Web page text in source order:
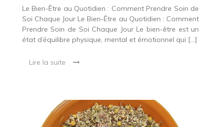
Le Bien-Être au Quotidien : Comment Prendre Soin de
Soi Chaque Jour Le Bien-Être au Quotidien : Comment
Prendre Soin de Soi Chaque Jour Le bien-être est un
état d’équilibre physique, mental et émotionnel qui […]
Lire la suite